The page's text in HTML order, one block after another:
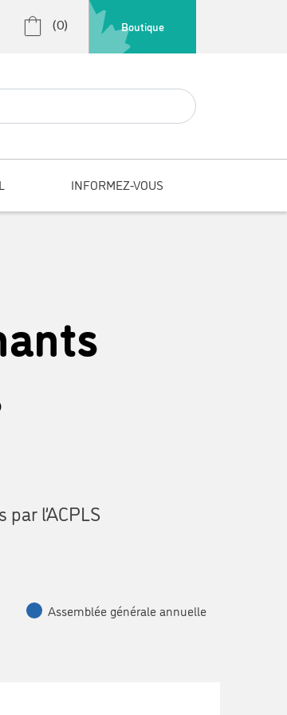
(0) Boutique
INFORMEZ-VOUS
l’ACPLS
Assemblée générale annuelle